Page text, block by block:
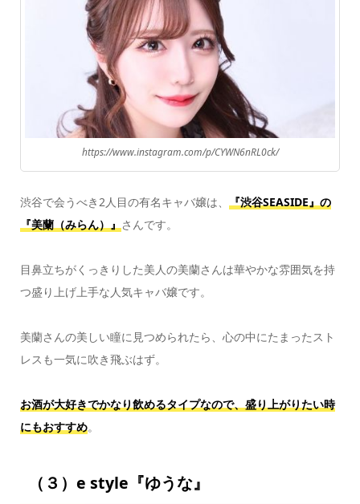
https://www.instagram.com/p/CYWN6nRL0ck/
渋谷で会うべき2人目の有名キャバ嬢は、 『渋谷SEASIDE』の
『美蘭（みらん）』さんです。
目鼻立ちがくっきりした美人の美蘭さんは華やかな雰囲気を持
つ盛り上げ上手な人気キャバ嬢です。
美蘭さんの美しい瞳に見つめられたら、心の中にたまったスト
レスも一気に吹き飛ぶはず。
お酒が大好きでかなり飲めるタイプなので、盛り上がりたい時
にもおすすめ。
（３）e style『ゆうな』